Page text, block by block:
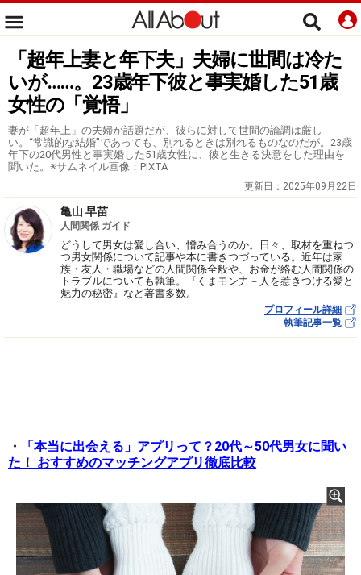
「超年上妻と年下夫」夫婦に世間は冷た
いが……。23歳年下彼と事実婚した51歳
女性の「覚悟」
妻が「超年上」の夫婦が話題だが、彼らに対して世間の論調は厳し
い。“常識的な結婚”であっても、別れるときは別れるものなのだが。23歳
年下の20代男性と事実婚した51歳女性に、彼と生きる決意をした理由を
聞いた。※サムネイル画像：PIXTA
更新日： 2025年09月22日
亀山 早苗
人間関係 ガイド
どうして男女は愛し合い、憎み合うのか。日々、取材を重ねつ
つ男女関係について記事や本に書きつづっている。近年は家
族・友人・職場などの人間関係全般や、お金が絡む人間関係の
トラブルについても執筆。『くまモン力－人を惹きつける愛と
魅力の秘密』など著書多数。
プロフィール詳細
執筆記事一覧
・
「本当に出会える」アプリって？20代～50代男女に聞い
た！ おすすめのマッチングアプリ徹底比較